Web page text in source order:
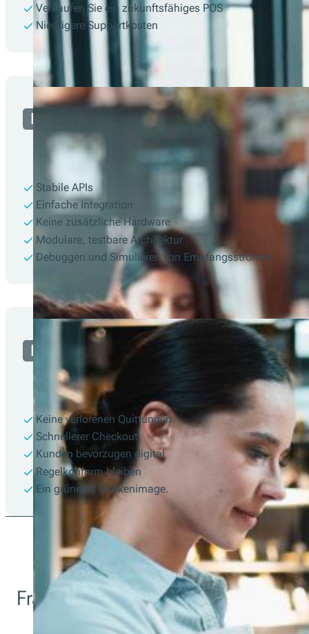
Verkaufen Sie ein zukunftsfähiges POS
Niedrigere Supportkosten
Entwickler
Stabile APIs
Einfache Integration
Keine zusätzliche Hardware
Modulare, testbare Architektur
Debuggen und Simulieren von Empfangsströmen
Händler
Keine verlorenen Quittungen
Schnellerer Checkout
Kunden bevorzugen digital
Regelkonform bleiben
Ein grüneres Markenimage.
Fragen zur Integration? Unser
Team ist nur eine Nachricht